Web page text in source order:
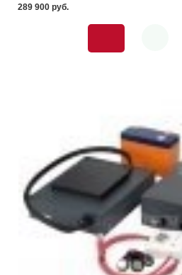
289 900 pуб.